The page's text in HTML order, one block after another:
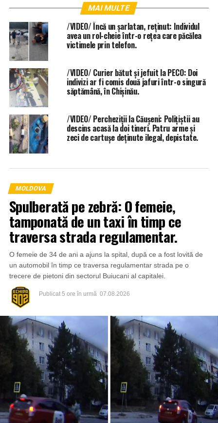
MAI MULTE
/VIDEO/ Încă un șarlatan, reținut: Individul
avea un rol-cheie într-o rețea care păcălea
victimele prin telefon.
/VIDEO/ Curier bătut și jefuit la PECO: Doi
indivizi ar fi comis două jafuri într-o singură
săptămână, în Chișinău.
/VIDEO/ Percheziții la Căușeni: Polițiștii au
descins acasă la doi tineri. Patru arme și
zeci de cartușe deținute ilegal, depistate.
MOLDOVA
Spulberată pe zebră: O femeie,
tamponată de un taxi în timp ce
traversa strada regulamentar.
O femeie de 34 de ani a ajuns la spital, după ce a fost lovită de
un automobil în timp ce traversa regulamentar strada pe o
trecere de pietoni din sectorul Buiucani al capitalei.
Publicat 5 ore în urmă 07.08.2026